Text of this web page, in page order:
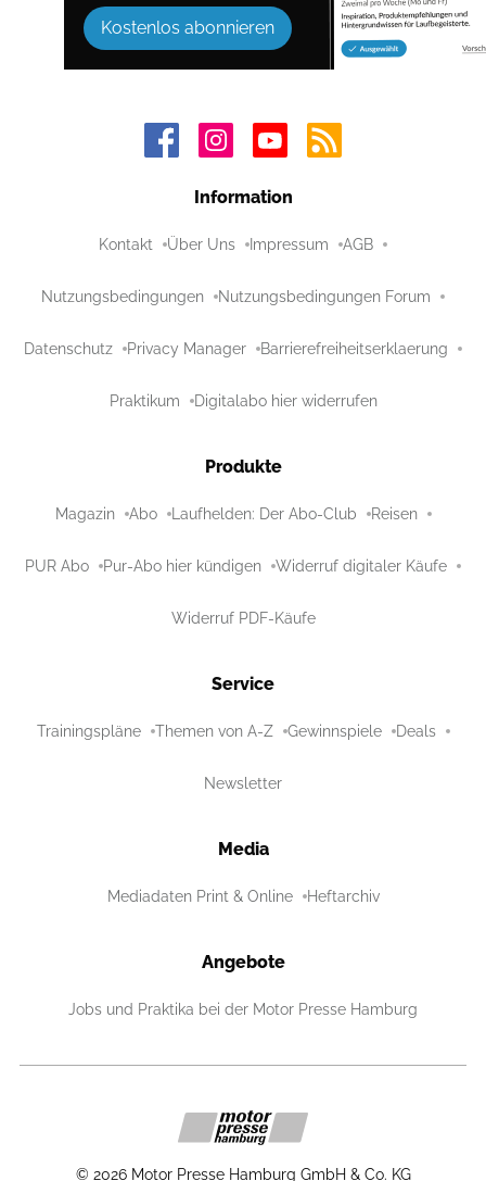
Kostenlos abonnieren
Information
Kontakt Über Uns Impressum AGB
Nutzungsbedingungen Nutzungsbedingungen Forum
Datenschutz Privacy Manager Barrierefreiheitserklaerung
Praktikum Digitalabo hier widerrufen
Produkte
Magazin Abo Laufhelden: Der Abo-Club Reisen
PUR Abo Pur-Abo hier kündigen Widerruf digitaler Käufe
Widerruf PDF-Käufe
Service
Trainingspläne Themen von A-Z Gewinnspiele Deals
Newsletter
Media
Mediadaten Print & Online Heftarchiv
Angebote
Jobs und Praktika bei der Motor Presse Hamburg
© 2026 Motor Presse Hamburg GmbH & Co. KG